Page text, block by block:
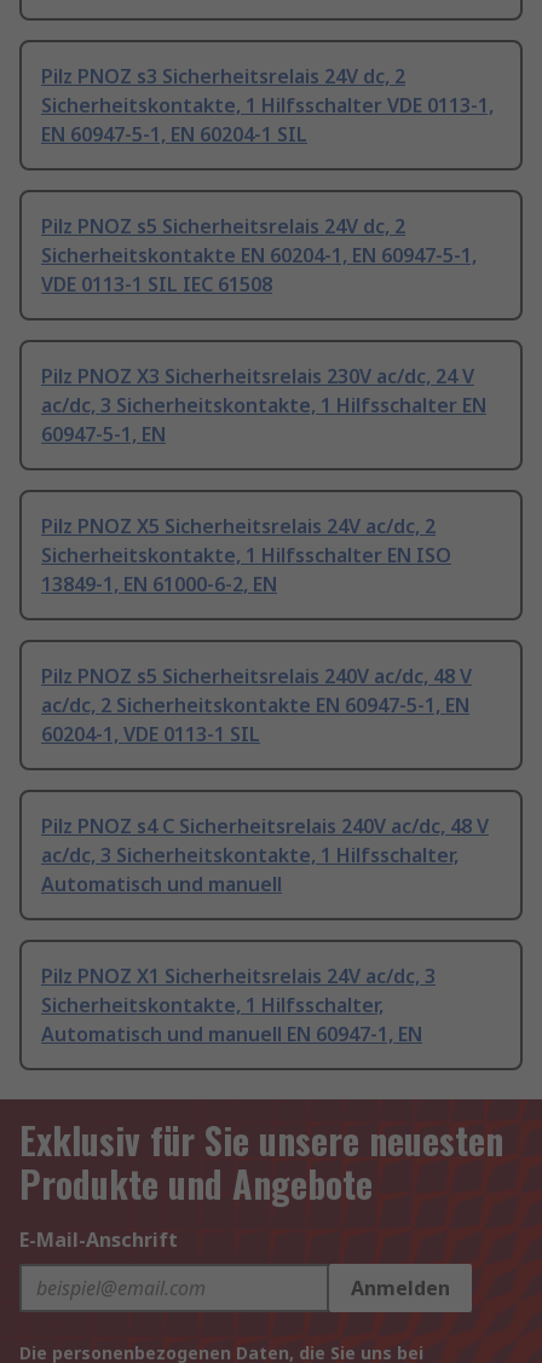
Pilz PNOZ s3 Sicherheitsrelais 24V dc, 2
Sicherheitskontakte, 1 Hilfsschalter VDE 0113-1,
EN 60947-5-1, EN 60204-1 SIL
Pilz PNOZ s5 Sicherheitsrelais 24V dc, 2
Sicherheitskontakte EN 60204-1, EN 60947-5-1,
VDE 0113-1 SIL IEC 61508
Pilz PNOZ X3 Sicherheitsrelais 230V ac/dc, 24 V
ac/dc, 3 Sicherheitskontakte, 1 Hilfsschalter EN
60947-5-1, EN
Pilz PNOZ X5 Sicherheitsrelais 24V ac/dc, 2
Sicherheitskontakte, 1 Hilfsschalter EN ISO
13849-1, EN 61000-6-2, EN
Pilz PNOZ s5 Sicherheitsrelais 240V ac/dc, 48 V
ac/dc, 2 Sicherheitskontakte EN 60947-5-1, EN
60204-1, VDE 0113-1 SIL
Pilz PNOZ s4 C Sicherheitsrelais 240V ac/dc, 48 V
ac/dc, 3 Sicherheitskontakte, 1 Hilfsschalter,
Automatisch und manuell
Pilz PNOZ X1 Sicherheitsrelais 24V ac/dc, 3
Sicherheitskontakte, 1 Hilfsschalter,
Automatisch und manuell EN 60947-1, EN
Exklusiv für Sie unsere neuesten
Produkte und Angebote
E-Mail-Anschrift
Anmelden
Die personenbezogenen Daten, die Sie uns bei